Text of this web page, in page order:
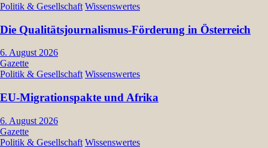
Politik & Gesellschaft Wissenswertes
Die Qualitätsjournalismus-Förderung in Österreich
6. August 2026
Gazette
Politik & Gesellschaft Wissenswertes
EU-Migrationspakte und Afrika
6. August 2026
Gazette
Politik & Gesellschaft Wissenswertes